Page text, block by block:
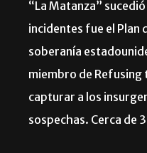
“La Matanza”
incidentes fue el Plan
soberanía
miembro de Refusing
capturar a los
sospechas. Cerca de